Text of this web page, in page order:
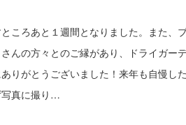
ころあと１週間となりました。また、
んの方々とのご縁があり、ドライガー
りがとうございました！来年も自慢し
写真に撮り…